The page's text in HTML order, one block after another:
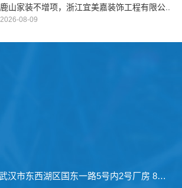
鹿山家装不增项，浙江宜美嘉装饰工程有限公..
2026-08-09
公司地址：湖北省武汉市东西湖区国东一路5号内2号厂房 8号房